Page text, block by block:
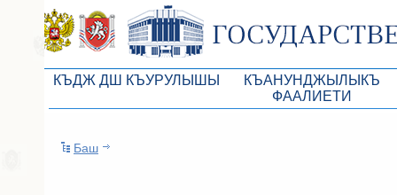
КЪДЖ ДШ КЪУРУЛЫШЫ
КъМДж ЮР Президиумы
КЪАНУНДЖЫЛЫКЪ
ФААЛИЕТИ
Баш